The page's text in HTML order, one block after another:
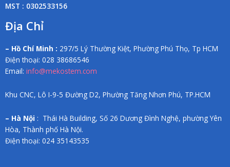
MST : 0302533156
Địa Chỉ
– Hồ Chí Minh : 297/5 Lý Thường Kiệt, Phường Phú Thọ, Tp HCM
Điện thoại: 028 38686546
Email: info@mekostem.com
Khu CNC, Lô I-9-5 Đường D2, Phường Tăng Nhơn Phú, TP.HCM
– Hà Nội : Thái Hà Building, Số 26 Dương Đình Nghệ, phường Yên
Hòa, Thành phố Hà Nội.
Điện thoại: 024 35143535